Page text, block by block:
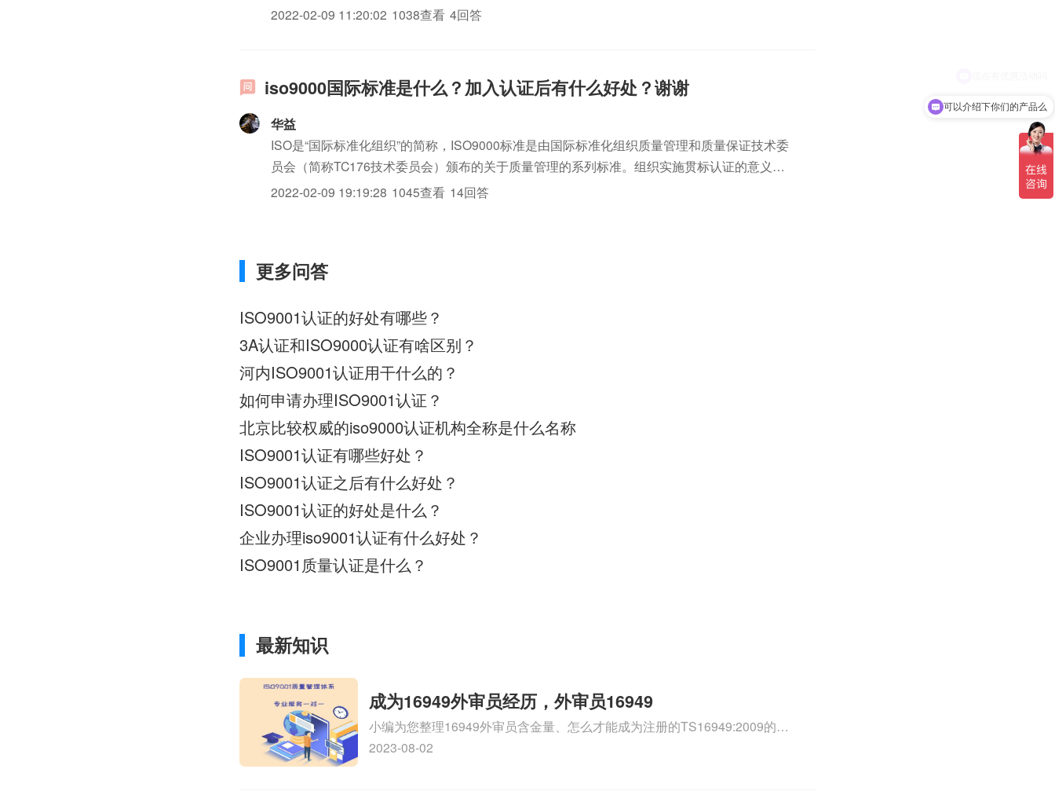
得到考虑和满足。此外还有以下方面几个好处：获得了国际贸易绿卡——“通行证”，消除了国
2022-02-09 11:20:02 1038查看 4回答
iso9000国际标准是什么？加入认证后有什么好处？谢谢
华益
ISO是“国际标准化组织”的简称，ISO9000标准是由国际标准化组织质量管理和质量保证技术委
员会（简称TC176技术委员会）颁布的关于质量管理的系列标准。组织实施贯标认证的意义：
1、有利于组织提高市场竞争力；2、在iso三体系认证品质竞争中永远立于不败之地；3、有利
2022-02-09 19:19:28 1045查看 14回答
更多问答
ISO9001认证的好处有哪些？
3A认证和ISO9000认证有啥区别？
河内ISO9001认证用干什么的？
如何申请办理ISO9001认证？
北京比较权威的iso9000认证机构全称是什么名称
ISO9001认证有哪些好处？
ISO9001认证之后有什么好处？
ISO9001认证的好处是什么？
企业办理iso9001认证有什么好处？
ISO9001质量认证是什么？
最新知识
成为16949外审员经历，外审员16949
小编为您整理16949外审员含金量、怎么才能成为注册的TS16949:2009的外
审员、我也想16949外审员，不过不了解具体情况、iso9000外审员、
2023-08-02
可以介绍下你们的产品么